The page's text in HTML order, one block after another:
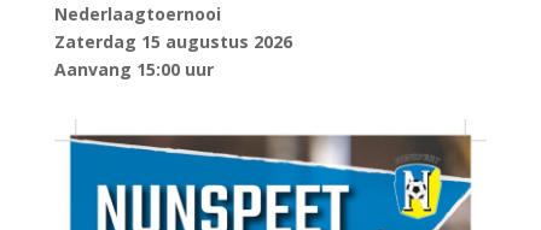
Nederlaagtoernooi
Zaterdag 15 augustus 2026
Aanvang 15:00 uur